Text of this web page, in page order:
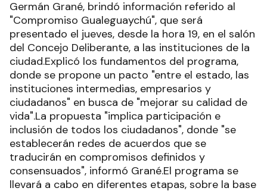
Germán Grané, brindó información referido al
"Compromiso Gualeguaychú", que será
presentado el jueves, desde la hora 19, en el salón
del Concejo Deliberante, a las instituciones de la
ciudad.Explicó los fundamentos del programa,
donde se propone un pacto "entre el estado, las
instituciones intermedias, empresarios y
ciudadanos" en busca de "mejorar su calidad de
vida".La propuesta "implica participación e
inclusión de todos los ciudadanos", donde "se
establecerán redes de acuerdos que se
traducirán en compromisos definidos y
consensuados", informó Grané.El programa se
llevará a cabo en diferentes etapas, sobre la base